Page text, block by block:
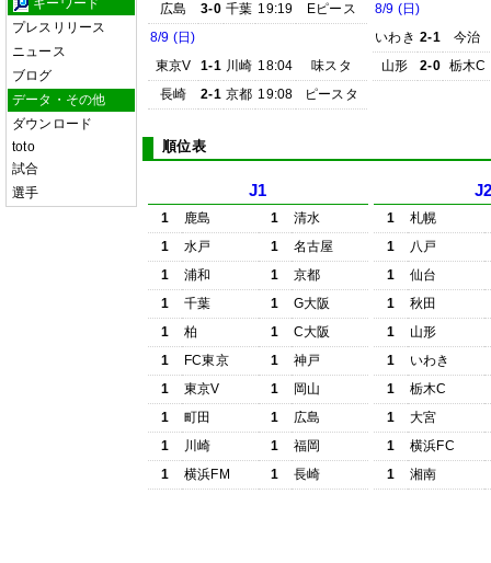
キーワード
プレスリリース
ニュース
ブログ
データ・その他
ダウンロード
toto
試合
選手
広島
3-0 千葉 19:19
Eピース
8/9 (日)
東京V
1-1 川崎 18:04
味スタ
長崎
2-1 京都 19:08 ピースタ
8/9 (日)
いわき 2-1
今治
山形
2-0 栃木C
順位表
J1
1 鹿島 1
清水
1
水戸 1
名古屋
1
浦和 1
京都
1
千葉 1
G大阪
1
柏 1
C大阪
1
FC東京 1
神戸
1
東京V 1
岡山
1
町田 1
広島
1
川崎 1
福岡
1
横浜FM 1 長崎
1
札幌
1
八戸
1
仙台
1
秋田
1
山形
1
いわき
1
栃木C
1
大宮
1
横浜FC
1
湘南